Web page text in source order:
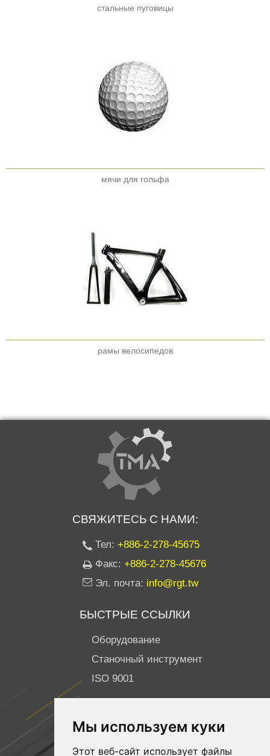
Мы используем куки
Этот веб-сайт использует файлы
стальные пуговицы
мячи для гольфа
рамы велосипедов
СВЯЖИТЕСЬ С НАМИ:
Тел: +886-2-278-45675
Факс: +886-2-278-45676
Эл. почта: info@rgt.tw
БЫСТРЫЕ ССЫЛКИ
Оборудование
Станочный инструмент
ISO 9001
Facebook